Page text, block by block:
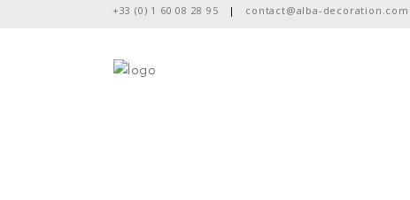
+33 (0) 1 60 08 28 95 | contact@alba-decoration.com